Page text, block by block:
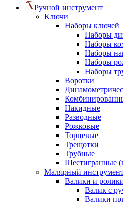
Ручной инструмент
Ключи
Наборы ключей
Наборы
Наборы
Наборы
Наборы
Наборы
Воротки
Накидные
Разводные
Рожковые
Торцевые
Трещотки
Трубные
Шестигранные
Малярный
Валики и
Валик с
Валики